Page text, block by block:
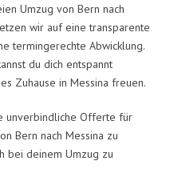
Umzug von Bern nach
wir auf eine transparente
termingerechte Abwicklung.
du dich entspannt
Zuhause in Messina freuen.
unverbindliche Offerte für
Bern nach Messina zu
bei deinem Umzug zu